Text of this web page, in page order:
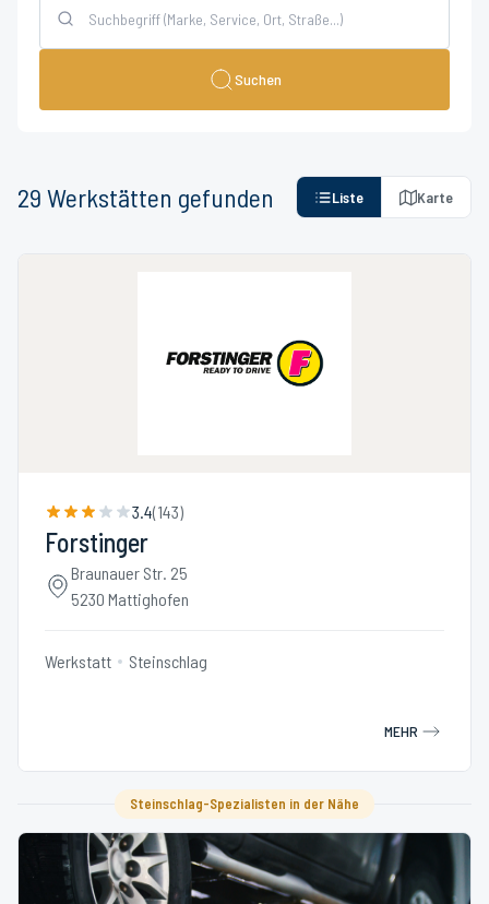
Suchen
29 Werkstätten gefunden Liste Karte
3.4(143)
Forstinger
Braunauer Str. 25
5230 Mattighofen
Werkstatt Steinschlag
MEHR
Steinschlag-Spezialisten in der Nähe